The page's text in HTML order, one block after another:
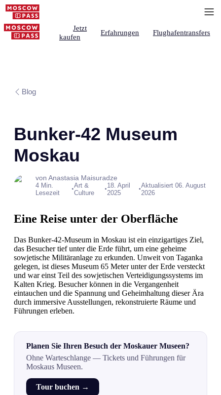
Jetzt
kaufen
Erfahrungen Flughafentransfers
Blog
Bunker-42 Museum
Moskau
von Anastasia Maisuradze
4 Min.
Lesezeit
•Art &
Culture
•18. April
2025
•Aktualisiert 06. August
2026
Eine Reise unter der Oberfläche
Das Bunker-42-Museum in Moskau ist ein einzigartiges Ziel,
das Besucher tief unter die Erde führt, um eine geheime
sowjetische Militäranlage zu erkunden. Unweit von Taganka
gelegen, ist dieses Museum 65 Meter unter der Erde versteckt
und war einst Teil des sowjetischen Verteidigungssystems im
Kalten Krieg. Besucher können in die Vergangenheit
eintauchen und die Spannung und Geheimhaltung dieser Ära
durch immersive Ausstellungen, rekonstruierte Räume und
Führungen erleben.
Planen Sie Ihren Besuch der Moskauer Museen?
Ohne Warteschlange — Tickets und Führungen für
Moskaus Museen.
Tour buchen →